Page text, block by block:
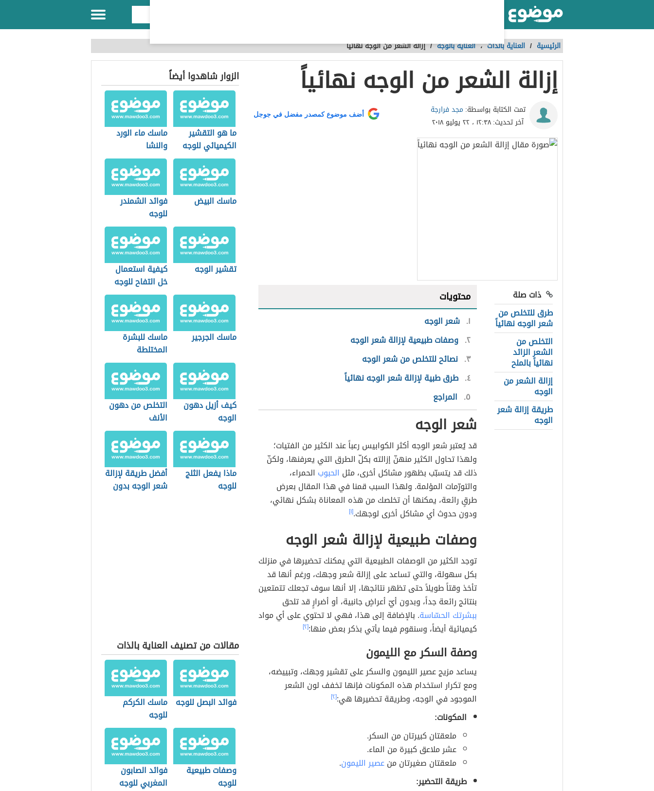
الرئيسية / العناية بالذات،العناية بالوجه /إزالة الشعر من الوجه نهائياً
إزالة الشعر من الوجه نهائياً
تمت الكتابة بواسطة: مجد فرارجة
آخر تحديث:١٢:٣٨ ، ٢٢ يوليو ٢٠١٨
أضف موضوع كمصدر مفضل في جوجل
ذات صلة
طرق للتخلص من
شعر الوجه نهائياً
التخلص من
الشعر الزائد
نهائياً بالملح
إزالة الشعر من
الوجه
طريقة إزالة شعر
الوجه
محتويات
١ شعر الوجه
٢ وصفات طبيعية لإزالة شعر الوجه
٣ نصائح للتخلص من شعر الوجه
٤ طرق طبية لإزالة شعر الوجه نهائياً
٥ المراجع
شعر الوجه
قد يُعتبر شعر الوجه أكثر الكوابيس رعباً عند الكثير من الفتيات؛
ولهذا تحاول الكثير منهنّ إزالته بكلّ الطرق التي يعرفنها، ولكنّ
ذلك قد يتسبّب بظهور مشاكل أخرى، مثل الحبوب الحمراء،
والتورّمات المؤلمة. ولهذا السبب قمنا في هذا المقال بعرض
طرقٍ رائعة، يمكنها أن تخلصك من هذه المعاناة بشكل نهائي،
ودون حدوث أي مشاكل أخرى لوجهك.[١]
وصفات طبيعية لإزالة شعر الوجه
توجد الكثير من الوصفات الطبيعية التي يمكنك تحضيرها في منزلك
بكل سهولة، والتي تساعد على إزالة شعر وجهك، ورغم أنها قد
تأخذ وقتاً طويلاً حتى تظهر نتائجها، إلا أنها سوف تجعلك تتمتعين
بنتائج رائعة جداً، وبدون أيّ أعراضٍ جانبية، أو أضرارٍ قد تلحق
ببشرتك الحسّاسة. بالإضافة إلى هذا، فهي لا تحتوي على أي مواد
كيميائية أيضاً، وسنقوم فيما يأتي بذكر بعض منها:[٢]
وصفة السكر مع الليمون
يساعد مزيج عصير الليمون والسكر على تقشير وجهك، وتبييضه،
ومع تكرار استخدام هذه المكونات فإنها تخفف لون الشعر
الموجود في الوجه، وطريقة تحضيرها هي:[٢]
المكونات:
ملعقتان كبيرتان من السكر.
عشر ملاعق كبيرة من الماء.
ملعقتان صغيرتان منعصير الليمون.
طريقة التحضير:
الزوار شاهدوا أيضاً
ما هو التقشير
الكيميائي للوجه
ماسك ماء الورد
والنشا
ماسك البيض
فوائد الشمندر
للوجه
تقشير الوجه
كيفية استعمال
خل التفاح للوجه
ماسك الجرجير
ماسك للبشرة
المختلطة
كيف أزيل دهون
الوجه
التخلص من دهون
الأنف
ماذا يفعل الثلج
للوجه
أفضل طريقة لإزالة
شعر الوجه بدون
مقالات من تصنيف العناية بالذات
فوائد البصل للوجه ماسك الكركم
للوجه
وصفات طبيعية
للوجه
فوائد الصابون
المغربي للوجه